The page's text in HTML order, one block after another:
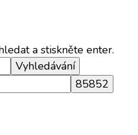
a stiskněte enter.